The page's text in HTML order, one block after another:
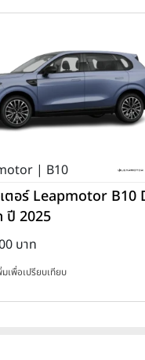
| B10
ตอร์ Leapmotor B10
ปี 2025
บาท
มเพื่อเปรียบเทียบ